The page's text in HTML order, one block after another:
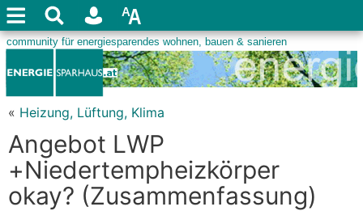
« Heizung, Lüftung, Klima
Angebot LWP
+Niedertempheizkörper
okay? (Zusammenfassung)